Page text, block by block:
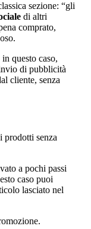
sezione: “gli
di altri
comprato,
questo caso,
di pubblicità
cliente, senza
prodotti senza
a pochi passi
caso puoi
lasciato nel